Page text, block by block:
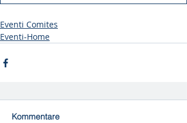
Eventi Comites
Eventi-Home
Kommentare